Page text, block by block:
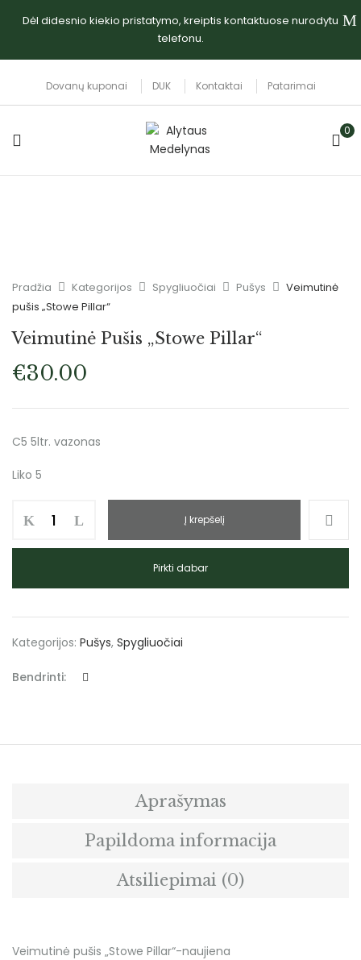
Dėl didesnio kiekio pristatymo, kreiptis kontaktuose nurodytu
telefonu.
Dovanų kuponai DUK Kontaktai Patarimai
0
Pradžia Kategorijos Spygliuočiai Pušys
Veimutinė
pušis „Stowe Pillar“
Veimutinė Pušis „Stowe Pillar“
€30.00
C5 5ltr. vazonas
Liko 5
Į krepšelį
Pirkti dabar
Kategorijos: Pušys, Spygliuočiai
Bendrinti:
Aprašymas
Papildoma informacija
Atsiliepimai (0)
Veimutinė pušis „Stowe Pillar“-naujiena